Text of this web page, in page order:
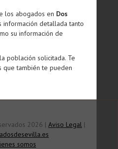
los abogados en Dos
información detallada tanto
su información de
población solicitada. Te
que también te pueden
2026 | Aviso Legal |
somos